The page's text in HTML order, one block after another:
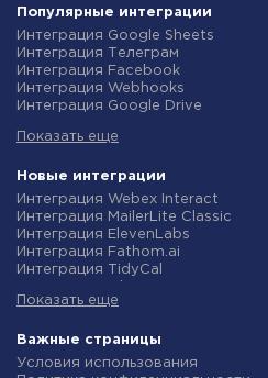
Популярные интеграции
Интеграция Google Sheets
Интеграция Телеграм
Интеграция Facebook
Интеграция Webhooks
Интеграция Google Drive
Интеграция Gmail
Интеграция Новая Почта
Интеграция Binotel
Интеграция OpenAI (ChatGPT)
Интеграция Prom
Интеграция Приват24
Интеграция OLX
Интеграция TurboSMS
Интеграция SendPulse
Интеграция Stream Telecom
Интеграция Google Analytics
Показать еще
Новые интеграции
Интеграция Webex Interact
Интеграция MailerLite Classic
Интеграция ElevenLabs
Интеграция Fathom.ai
Интеграция TidyCal
Интеграция Gist
Интеграция Straico
Интеграция Rows
Интеграция Firecrawl
Показать еще
Важные страницы
Условия использования